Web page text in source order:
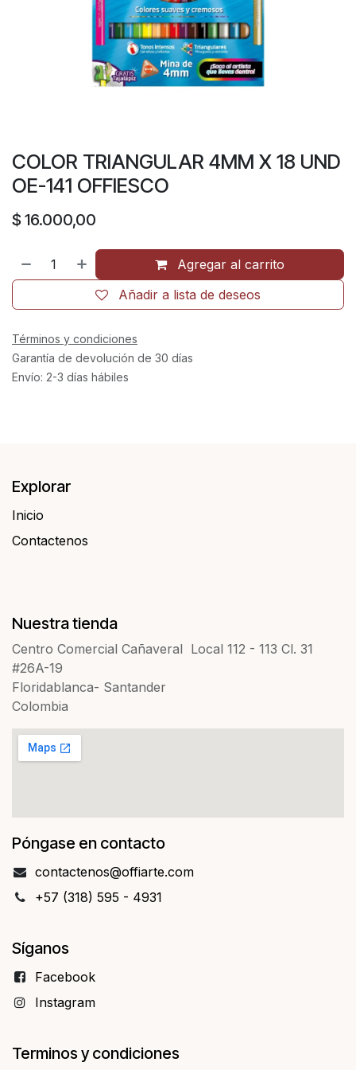
COLOR TRIANGULAR 4MM X 18 UND
OE-141 OFFIESCO
$ 16.000,00
Agregar al carrito
Añadir a lista de deseos
Términos y condiciones
Garantía de devolución de 30 días
Envío: 2-3 días hábiles
Explorar
Inicio
Contactenos​​
Nuestra tienda
Centro Comercial Cañaveral Local 112 - 113 Cl. 31
#26A-19
Floridablanca- Santander
Colombia
Póngase en contacto
contact​​enos@offiarte.com
+57 (318) 595 - 4931
Síganos
Facebo​​ok
Instagram
Terminos y condiciones